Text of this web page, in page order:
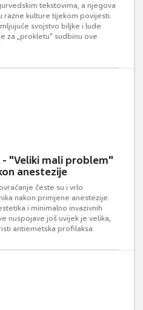
tekstovima, a njegova
razne kulture tijekom povijesti.
svojstvo biljke i lude
za „prokletu“ sudbinu ove
"Veliki mali problem"
anestezije
česte su i vrlo
nakon primjene anestezije.
i minimalno invazivnih
nuspojave još uvijek je velika,
antiemetska profilaksa.